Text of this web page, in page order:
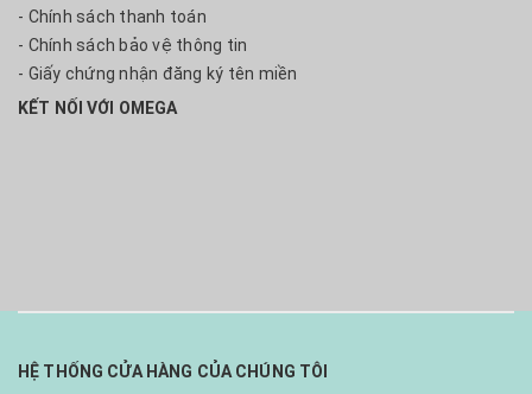
- Chính sách thanh toán
- Chính sách bảo vệ thông tin
- Giấy chứng nhận đăng ký tên miền
KẾT NỐI VỚI OMEGA
HỆ THỐNG CỬA HÀNG CỦA CHÚNG TÔI